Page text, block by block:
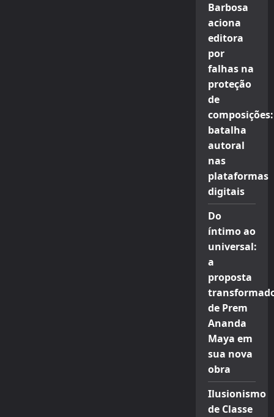
Barbosa
aciona
editora
por
falhas na
proteção
de
composições:
batalha
autoral
nas
plataformas
digitais
Do
íntimo ao
universal:
a
proposta
de Prem
Ananda
Maya em
sua nova
obra
Ilusionismo
de Classe